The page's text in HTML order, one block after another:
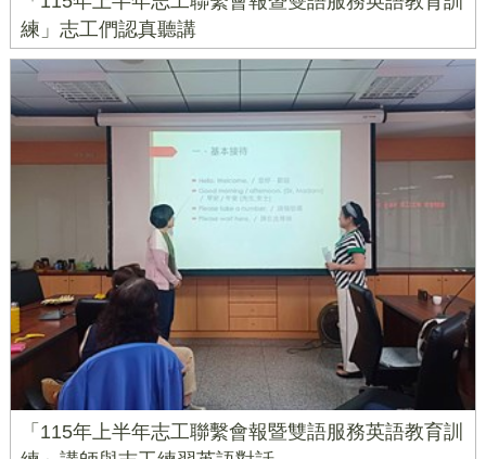
練」志工們認真聽講
「115年上半年志工聯繫會報暨雙語服務英語教育訓